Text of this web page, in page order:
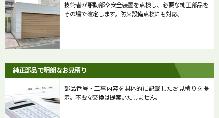
技術者が駆動部や安全装置を点検し、必要な純正部品を
その場で確定します。防火設備点検にも対応。
純正部品で明朗なお見積り
部品番号・工事内容を具体的に記載したお見積りを提
示。不要な交換は提案いたしません。